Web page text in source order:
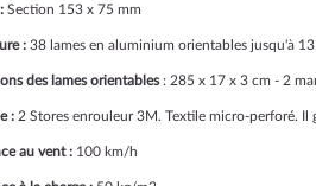
Section 153 x 75 mm
: 38 lames en aluminium orientables jusqu'à
des lames orientables: 285 x 17 x 3 cm - 2
: 2 Stores enrouleur 3M. Textile micro-perforé. Il
au vent : 100 km/h